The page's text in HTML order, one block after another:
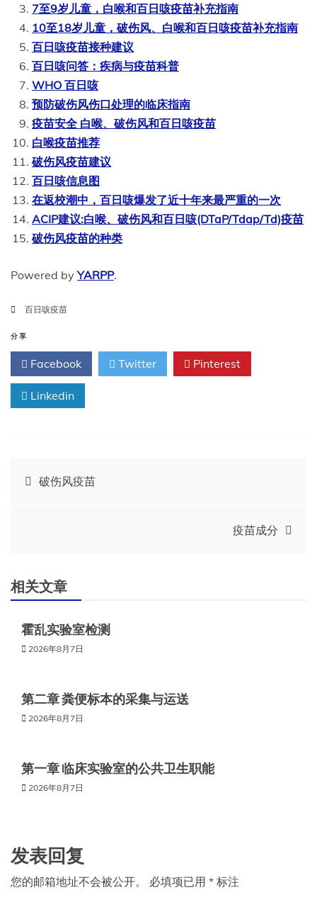
7至9岁儿童，白喉和百日咳疫苗补充指南
10至18岁儿童，破伤风、白喉和百日咳疫苗补充指南
百日咳疫苗接种建议
百日咳问答：疾病与疫苗科普
WHO 百日咳
预防破伤风伤口处理的临床指南
疫苗安全 白喉、破伤风和百日咳疫苗
白喉疫苗推荐
破伤风疫苗建议
百日咳信息图
在返校潮中，百日咳爆发了近十年来最严重的一次
ACIP建议:白喉、破伤风和百日咳(DTaP/Tdap/Td)疫苗
破伤风疫苗的种类
Powered byYARPP.
百日咳疫苗
分享
Facebook Twitter Pinterest
Linkedin
文
航
破伤风疫苗
疫苗成分
相关文章
霍乱实验室检测
2026年8月7日
第二章 粪便标本的采集与运送
2026年8月7日
第一章 临床实验室的公共卫生职能
2026年8月7日
发表回复
您的邮箱地址不会被公开。 必填项已用 * 标注